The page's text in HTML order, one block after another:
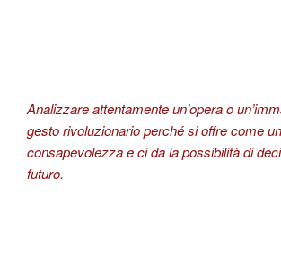
Analizzare attentamente un’opera o
gesto rivoluzionario perché si offre come
consapevolezza e ci da la possibilità di
futuro.